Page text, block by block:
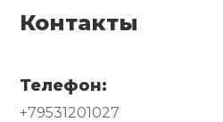
Контакты
Телефон:
+79531201027